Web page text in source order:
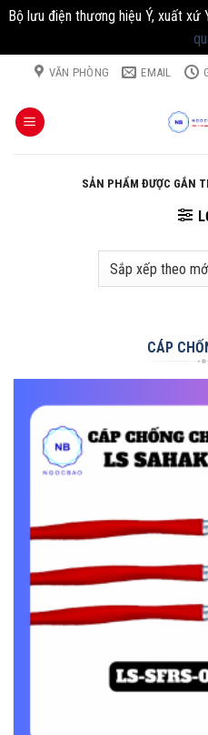
Bộ lưu điện thương hiệu Ý, xuất xứ
Chuyển
dung
VĂN PHÒNG EMAIL
SẢN PHẨM ĐƯỢC GẮN
CÁP